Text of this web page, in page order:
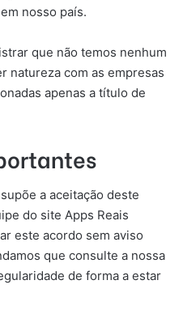
nosso país.
que não temos nenhum
natureza com as empresas
apenas a título de
a aceitação deste
do site Apps Reais
este acordo sem aviso
que consulte a nossa
de forma a estar